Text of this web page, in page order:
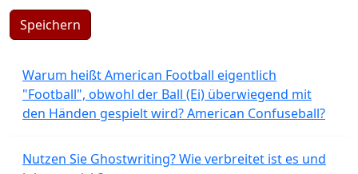
Speichern
Warum heißt American Football eigentlich
"Football", obwohl der Ball (Ei) überwiegend mit
den Händen gespielt wird? American Confuseball?
Nutzen Sie Ghostwriting? Wie verbreitet ist es und